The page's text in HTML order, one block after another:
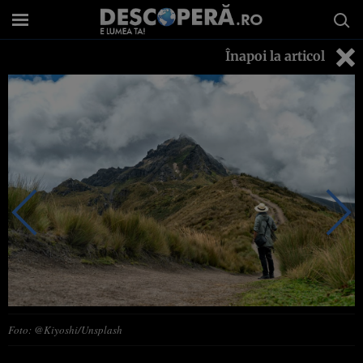
Înapoi la articol
Foto: @Kiyoshi/Unsplash